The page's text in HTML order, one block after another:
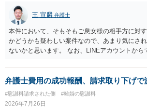
否かにかかってはきますが。 ４ 質問④ ご記
できないのですが、 清算条項を記載しないで
クがありますので、むしろ、原則としては、清
であるとお考えいただくといいです。 ご質問
すが、可能であれば、ご依頼になるかは別とし
直接相談されて、 今後の対応についてアドバ
と考えます。 ③ 借用書があっても、後から100
することは認められるのか。 ⇒おそらく１００
取る正当な権利がないのに利益を取得した）と
るものかと推察しますので、 貸金返還ではない
は現在、収入も不安定で貯金もなくリボ払い借金
今年に再婚したが主人はお金に厳しい為、一括
困難 仮に裁判で敗訴した場合でも、分割払いに
か。 ⇒判決となり敗訴してしまった場合は、強
の財産を差し押さえられ、そこから債権回収が
すが、 和解であれば柔軟な解決が可能ですので
いにより支払うことも十分可能です。 ⑤ このよ
王 宣麟 弁護士
本件において、そもそもご息女様の相手方に対
かどうかも疑わしい案件なので、あまり気にさ
ないかと思います。 なお、LINEアカウントから
るパターンはありえるものの、本件のような精
明確にいえないような案件において開示がなさ
弁護士費用の成功報酬、請求取り下げで
#慰謝料請求された側 #離婚の慰謝料
2026年7月26日